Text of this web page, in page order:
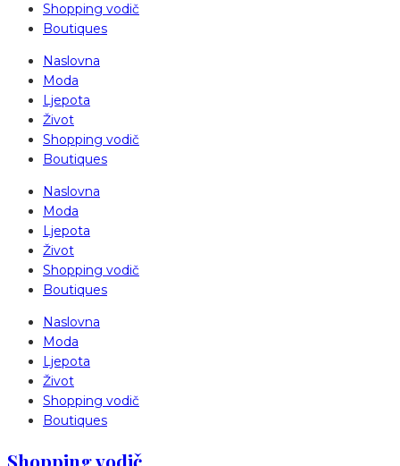
Shopping vodič
Boutiques
Naslovna
Moda
Ljepota
Život
Shopping vodič
Boutiques
Naslovna
Moda
Ljepota
Život
Shopping vodič
Boutiques
Naslovna
Moda
Ljepota
Život
Shopping vodič
Boutiques
Shopping vodič